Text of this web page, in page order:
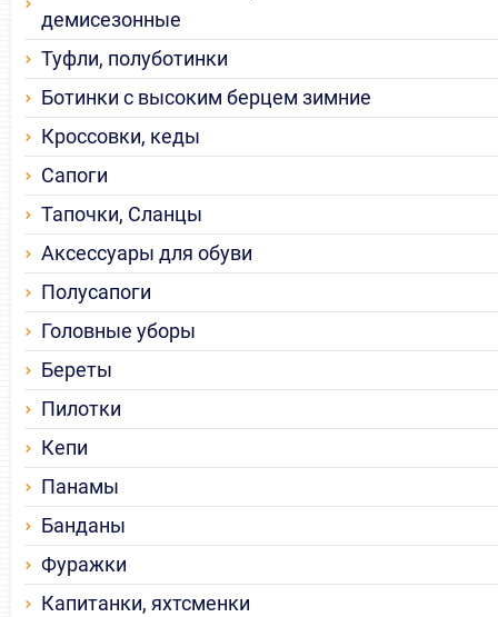
демисезонные
Туфли, полуботинки
Ботинки с высоким берцем зимние
Кроссовки, кеды
Сапоги
Тапочки, Сланцы
Аксессуары для обуви
Полусапоги
Головные уборы
Береты
Пилотки
Кепи
Панамы
Банданы
Фуражки
Капитанки, яхтсменки